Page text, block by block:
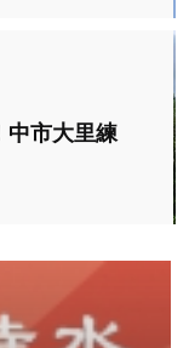
中市大里練